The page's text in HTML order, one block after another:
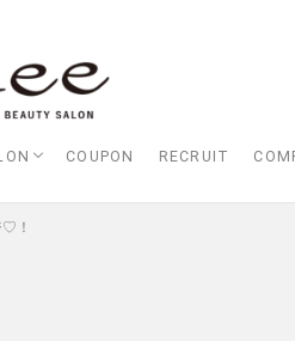
店
店
店
店
橋店
寺店
庄Vita店
国店
店
店（ハーバー）
店
園店
COUPON RECRUIT
♡！